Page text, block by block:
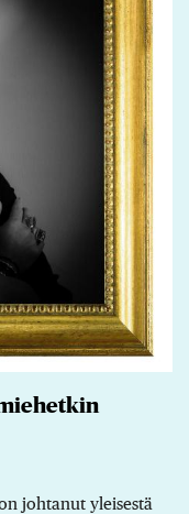
johtanut yleisestä